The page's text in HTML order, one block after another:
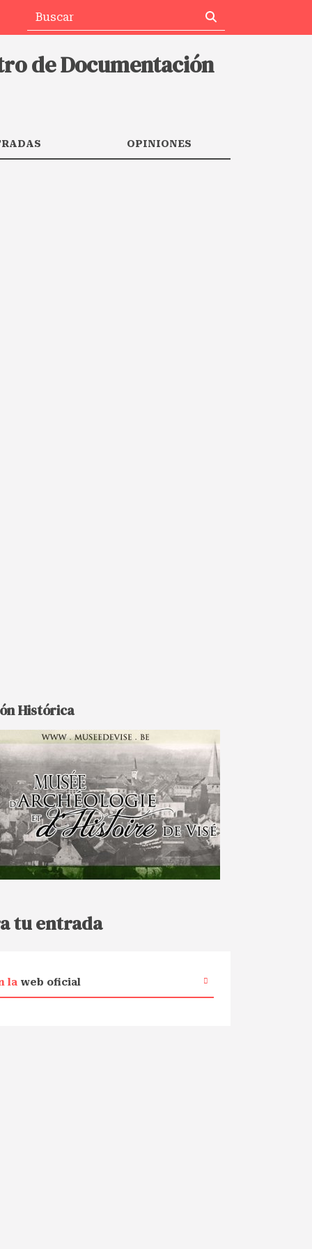
de Documentación
OPINIONES
Histórica
tu entrada
la web oficial